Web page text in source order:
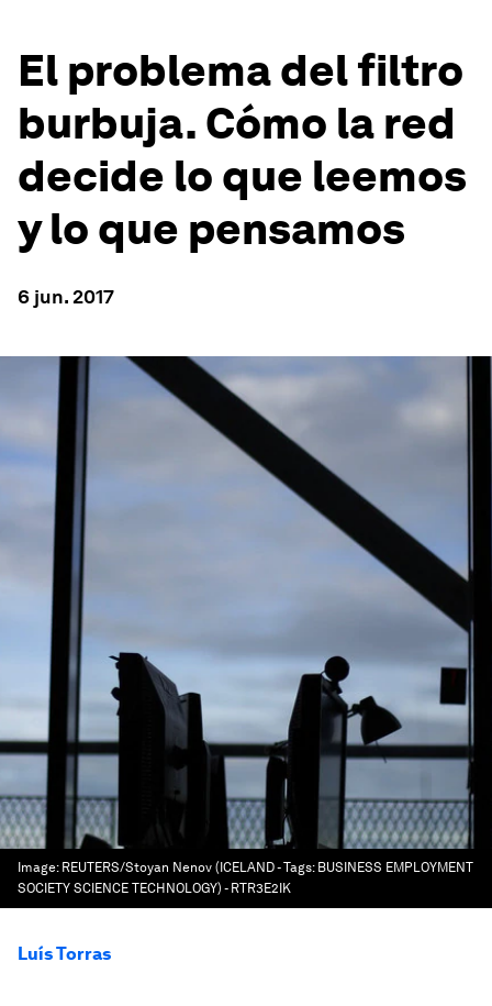
El problema del filtro
burbuja. Cómo la red
decide lo que leemos
y lo que pensamos
6 jun. 2017
Image: REUTERS/Stoyan Nenov (ICELAND - Tags: BUSINESS EMPLOYMENT
SOCIETY SCIENCE TECHNOLOGY) - RTR3E2IK
Luís Torras